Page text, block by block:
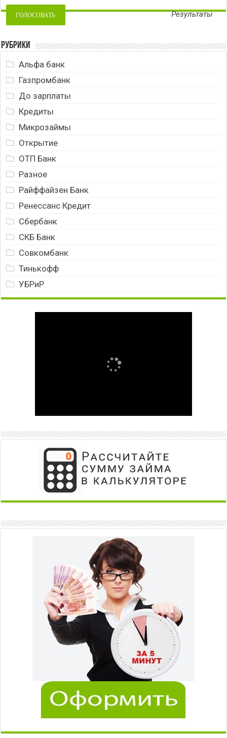
Результаты
Рубрики
Альфа банк
Газпромбанк
До зарплаты
Кредиты
Микрозаймы
Открытие
ОТП Банк
Разное
Райффайзен Банк
Ренессанс Кредит
Сбербанк
СКБ Банк
Совкомбанк
Тинькофф
УБРиР